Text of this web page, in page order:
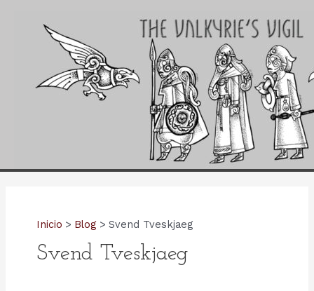
Inicio Blog Svend Tveskjaeg
Svend Tveskjaeg